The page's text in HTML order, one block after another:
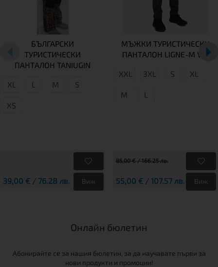
БЪЛГАРСКИ
ТУРИСТИЧЕСКИ
ПАНТАЛОН TANIUGIN
XL L М S
XS
39,00 € / 76.28 лв. Виж
МЪЖКИ ТУРИСТИЧЕСКИ
ПАНТАЛОН LIGNE-M VM
XXL 3XL S XL
M L
85,00 € / 166.25 лв.
55,00 € / 107.57 лв. Виж
Онлайн бюлетин
Абонирайте се за нашия бюлетин, за да научавате първи за
нови продукти и промоции!